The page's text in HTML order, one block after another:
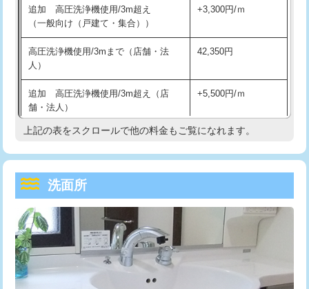
マス交換（深さ50㎝以上） 66,000円
コンクリート斫り（厚さ10㎝まで） 27,500円
コンクリート斫り（厚さ10㎝超え）
モルタル補修（厚さ10㎝まで）
モルタル補修（厚さ10㎝超え） 38,500円
洗面台設置 38,500円
追加人工
廃棄・処分 現場見積
※給水管工事は20mmまでの価格です。
持込商品取付（混合水栓） 16,500円
給水管工事※（ホール加工)
給水管工事※（バンド止め) 3,300円
給水管工事※（支持金具設置) 5,500円
給水管工事※（保温材使用（バンド止
め込み）)
5,500円
給水管工事※（土の掘削・埋め戻し作
業)
11,000円
給水管工事※（塩ビ管（VP・HI）使
用/3ｍまで)
33,000円
給水管工事※（塩ビ管（VP・HI）使
追加 高圧洗浄機使用/3m超え
（一般向け（戸建て・集合））
+3,300円/ｍ
高圧洗浄機使用/3mまで（店舗・法
人）
42,350円
追加 高圧洗浄機使用/3m超え（店
舗・法人）
+5,500円/ｍ
高度高圧洗浄換 現地調査
トーラー機使用/3mまで
追加トーラー機使用/3m超え +3,300円
カメラ調査 33,000円
桝清掃
上記の表をスクロールで他の料金もご覧になれます。
洗面所